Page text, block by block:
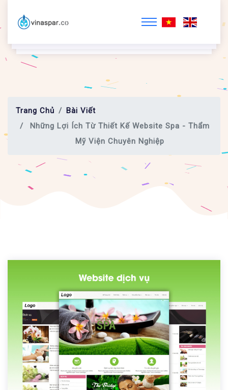
Trang Chủ
Bài Viết
Những Lợi Ích Từ Thiết Kế Website Spa - Thẩm
Mỹ Viện Chuyên Nghiệp